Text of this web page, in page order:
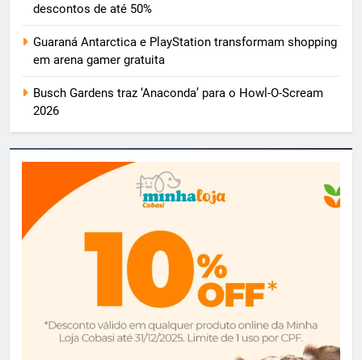
descontos de até 50%
Guaraná Antarctica e PlayStation transformam shopping
em arena gamer gratuita
Busch Gardens traz ‘Anaconda’ para o Howl-O-Scream
2026